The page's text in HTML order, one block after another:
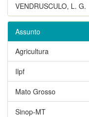
VENDRUSCULO, L. G.
Assunto
Agricultura
Ilpf
Mato Grosso
Sinop-MT